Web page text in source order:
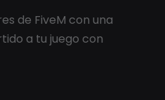
de FiveM con una
a tu juego con